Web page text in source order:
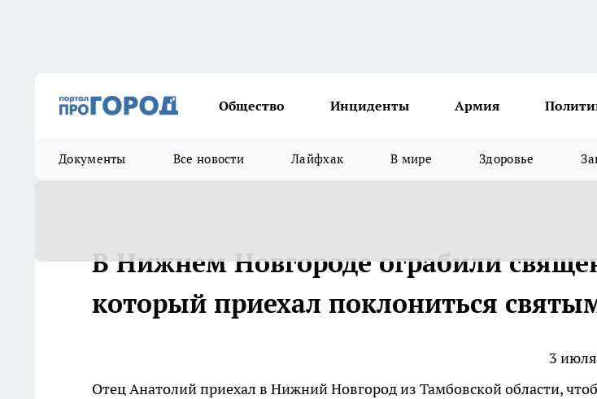
Общество Инциденты Армия
Документы Все новости Лайфхак В мире Здоровье
В Нижнем Новгороде ограбили
который приехал поклониться
3
Отец Анатолий приехал в Нижний Новгород из Тамбовской области,